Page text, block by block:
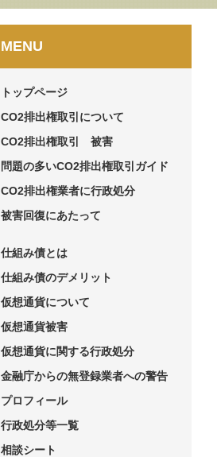
MENU
トップページ
CO2排出権取引について
CO2排出権取引 被害
問題の多いCO2排出権取引ガイド
CO2排出権業者に行政処分
被害回復にあたって
仕組み債とは
仕組み債のデメリット
仮想通貨について
仮想通貨被害
仮想通貨に関する行政処分
金融庁からの無登録業者への警告
プロフィール
行政処分等一覧
相談シート